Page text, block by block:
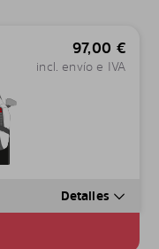
97,00 €
incl. envío e IVA
Detalles